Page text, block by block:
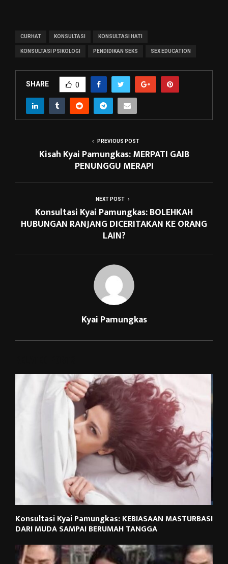
CURHAT KONSULTASI KONSULTASI HATI
KONSULTASI PSIKOLOGI PENDIDIKAN SEKS SEX EDUCATION
SHARE 0
PREVIOUS POST
Kisah Kyai Pamungkas: MERPATI GAIB
PENUNGGU MERAPI
NEXT POST
Konsultasi Kyai Pamungkas: BOLEHKAH
HUBUNGAN RANJANG DICERITAKAN KE ORANG
LAIN?
Kyai Pamungkas
Konsultasi Kyai Pamungkas: KEBIASAAN MASTURBASI
DARI MUDA SAMPAI BERUMAH TANGGA